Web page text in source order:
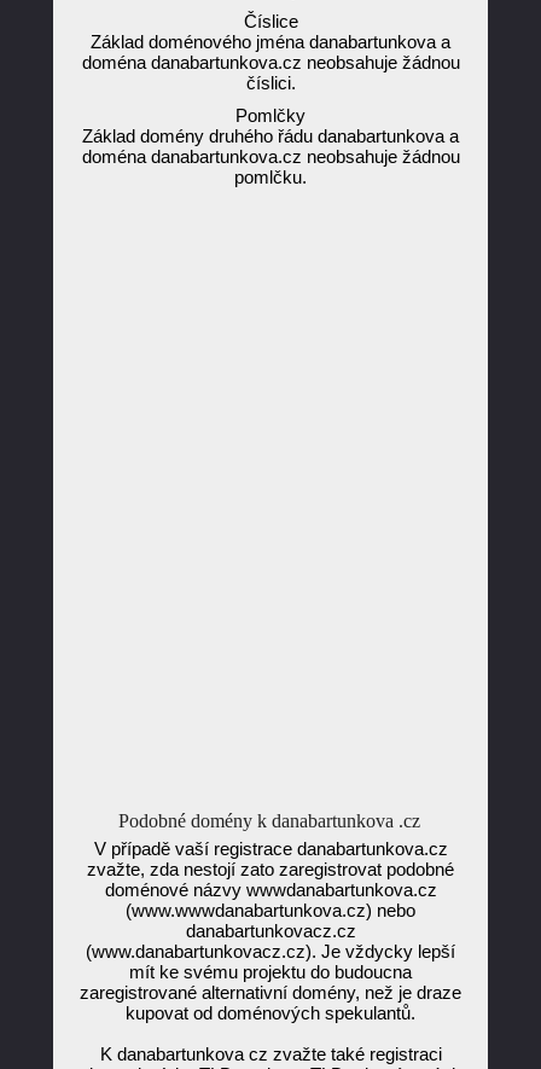
Číslice
Základ doménového jména danabartunkova a
doména danabartunkova.cz neobsahuje žádnou
číslici.
Pomlčky
Základ domény druhého řádu danabartunkova a
doména danabartunkova.cz neobsahuje žádnou
pomlčku.
Podobné domény k danabartunkova .cz
V případě vaší registrace danabartunkova.cz
zvažte, zda nestojí zato zaregistrovat podobné
doménové názvy wwwdanabartunkova.cz
(www.wwwdanabartunkova.cz) nebo
danabartunkovacz.cz
(www.danabartunkovacz.cz). Je vždycky lepší
mít ke svému projektu do budoucna
zaregistrované alternativní domény, než je draze
kupovat od doménových spekulantů.
K danabartunkova cz zvažte také registraci